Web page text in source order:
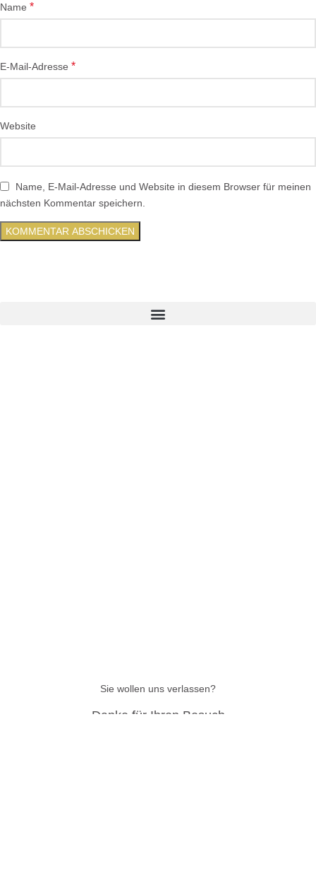
Name *
E-Mail-Adresse *
Website
Name, E-Mail-Adresse und Website in diesem Browser für meinen
nächsten Kommentar speichern.
Sie wollen uns verlassen?
Danke für Ihren Besuch